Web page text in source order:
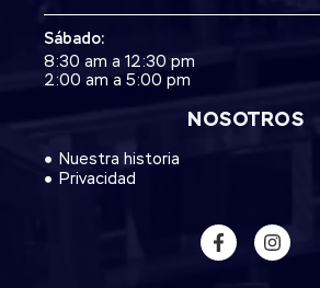
NOSOTROS
Nuestra historia
Privacidad
Sábado:
8:30 am a 12:30 pm
2:00 am a 5:00 pm